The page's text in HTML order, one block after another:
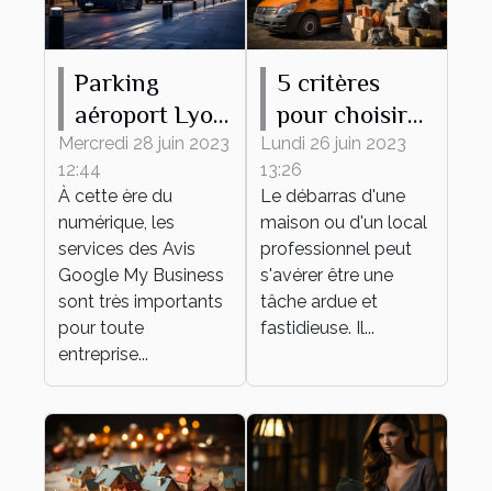
Parking
aéroport Lyon
: comment
accroître sa
réputation
grâce aux
témoignages
des clients ?
Mercredi 28 juin 2023
12:44
À cette ère du
numérique, les
services des Avis
Google My Business
sont très importants
pour toute
entreprise...
5 critères
pour choisir
une entreprise
de débarras
Lundi 26 juin 2023
13:26
Le débarras d'une
maison ou d'un local
professionnel peut
s'avérer être une
tâche ardue et
fastidieuse. Il...